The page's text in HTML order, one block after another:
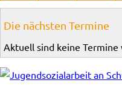
Die nächsten Termine
Aktuell sind keine Termine